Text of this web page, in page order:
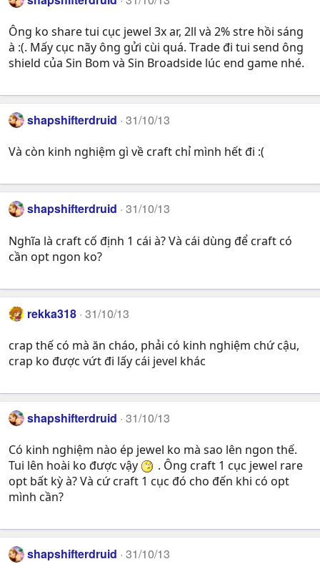
Ông ko share tui cục jewel 3x ar, 2ll và 2% stre hồi sáng
à :(. Mấy cục nãy ông gửi cùi quá. Trade đi tui send ông
shield của Sin Bom và Sin Broadside lúc end game nhé.
shapshifterdruid 31/10/13
Và còn kinh nghiệm gì về craft chỉ mình hết đi :(
shapshifterdruid 31/10/13
Nghĩa là craft cố định 1 cái à? Và cái dùng để craft có
cần opt ngon ko?
rekka318 31/10/13
crap thế có mà ăn cháo, phải có kinh nghiệm chứ cậu,
crap ko được vứt đi lấy cái jevel khác
shapshifterdruid 31/10/13
Có kinh nghiệm nào ép jewel ko mà sao lên ngon thế.
Tui lên hoài ko được vậy
. Ông craft 1 cục jewel rare
opt bất kỳ à? Và cứ craft 1 cục đó cho đến khi có opt
mình cần?
shapshifterdruid 31/10/13